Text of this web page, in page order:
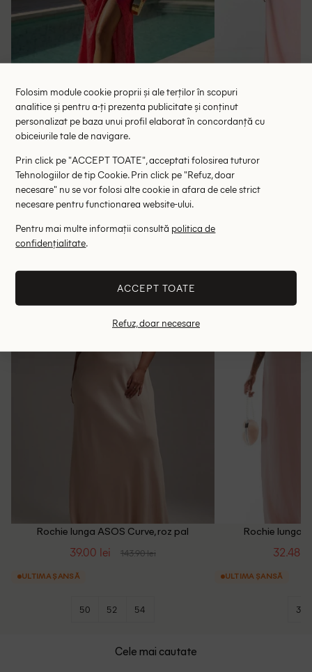
Rochie lunga Dancing Leopard, roz
107.50 lei
RRP: 215.00 lei
L
- 73%
Rochie lunga ASOS Curve, roz pal
39.00 lei 143.90 lei
ULTIMA ȘANSĂ
50 52 54
- 72%
Rochie lunga
32.48
ULTIMA ȘANSĂ
36
Cele mai cautate
Folosim module cookie proprii și ale terților în scopuri
analitice și pentru a-ți prezenta publicitate și conținut
personalizat pe baza unui profil elaborat în concordanță cu
obiceiurile tale de navigare.
Prin click pe "ACCEPT TOATE", acceptati folosirea tuturor
Tehnologiilor de tip Cookie. Prin click pe "Refuz, doar
necesare" nu se vor folosi alte cookie in afara de cele strict
necesare pentru functionarea website-ului.
Pentru mai multe informații consultă politica de
confidențialitate.
ACCEPT TOATE
Refuz, doar necesare